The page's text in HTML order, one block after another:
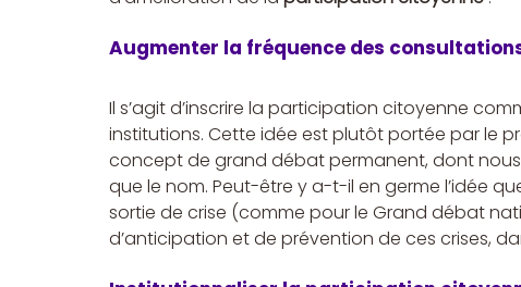
Augmenter la fréquence des
Il s’agit d’inscrire la participation citoyenne
institutions. Cette idée est plutôt portée par le
concept de grand débat permanent, dont
que le nom. Peut-être y a-t-il en germe l’idée
sortie de crise (comme pour le Grand débat
d’anticipation et de prévention de ces crises,